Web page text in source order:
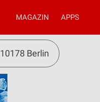
MAGAZIN APPS
10178 Berlin